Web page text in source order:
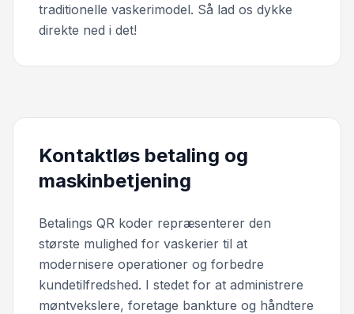
traditionelle vaskerimodel. Så lad os dykke
direkte ned i det!
Kontaktløs betaling og
maskinbetjening
Betalings QR koder repræsenterer den
største mulighed for vaskerier til at
modernisere operationer og forbedre
kundetilfredshed. I stedet for at administrere
møntvekslere, foretage bankture og håndtere